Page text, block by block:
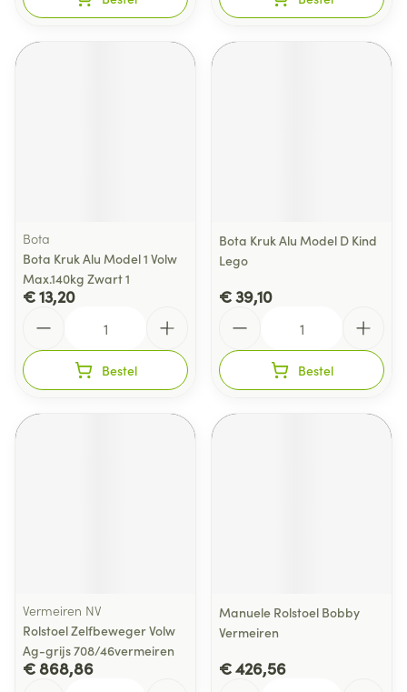
Bota
Bota Kruk Alu Model 1 Volw
Max.140kg Zwart 1
€ 13,20
Bestel
Bota Kruk Alu Model D Kind
Lego
€ 39,10
Bestel
Vermeiren NV
Rolstoel Zelfbeweger Volw
Ag-grijs 708/46vermeiren
€ 868,86
Manuele Rolstoel Bobby
Vermeiren
€ 426,56